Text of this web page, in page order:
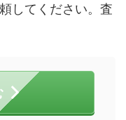
してください。査